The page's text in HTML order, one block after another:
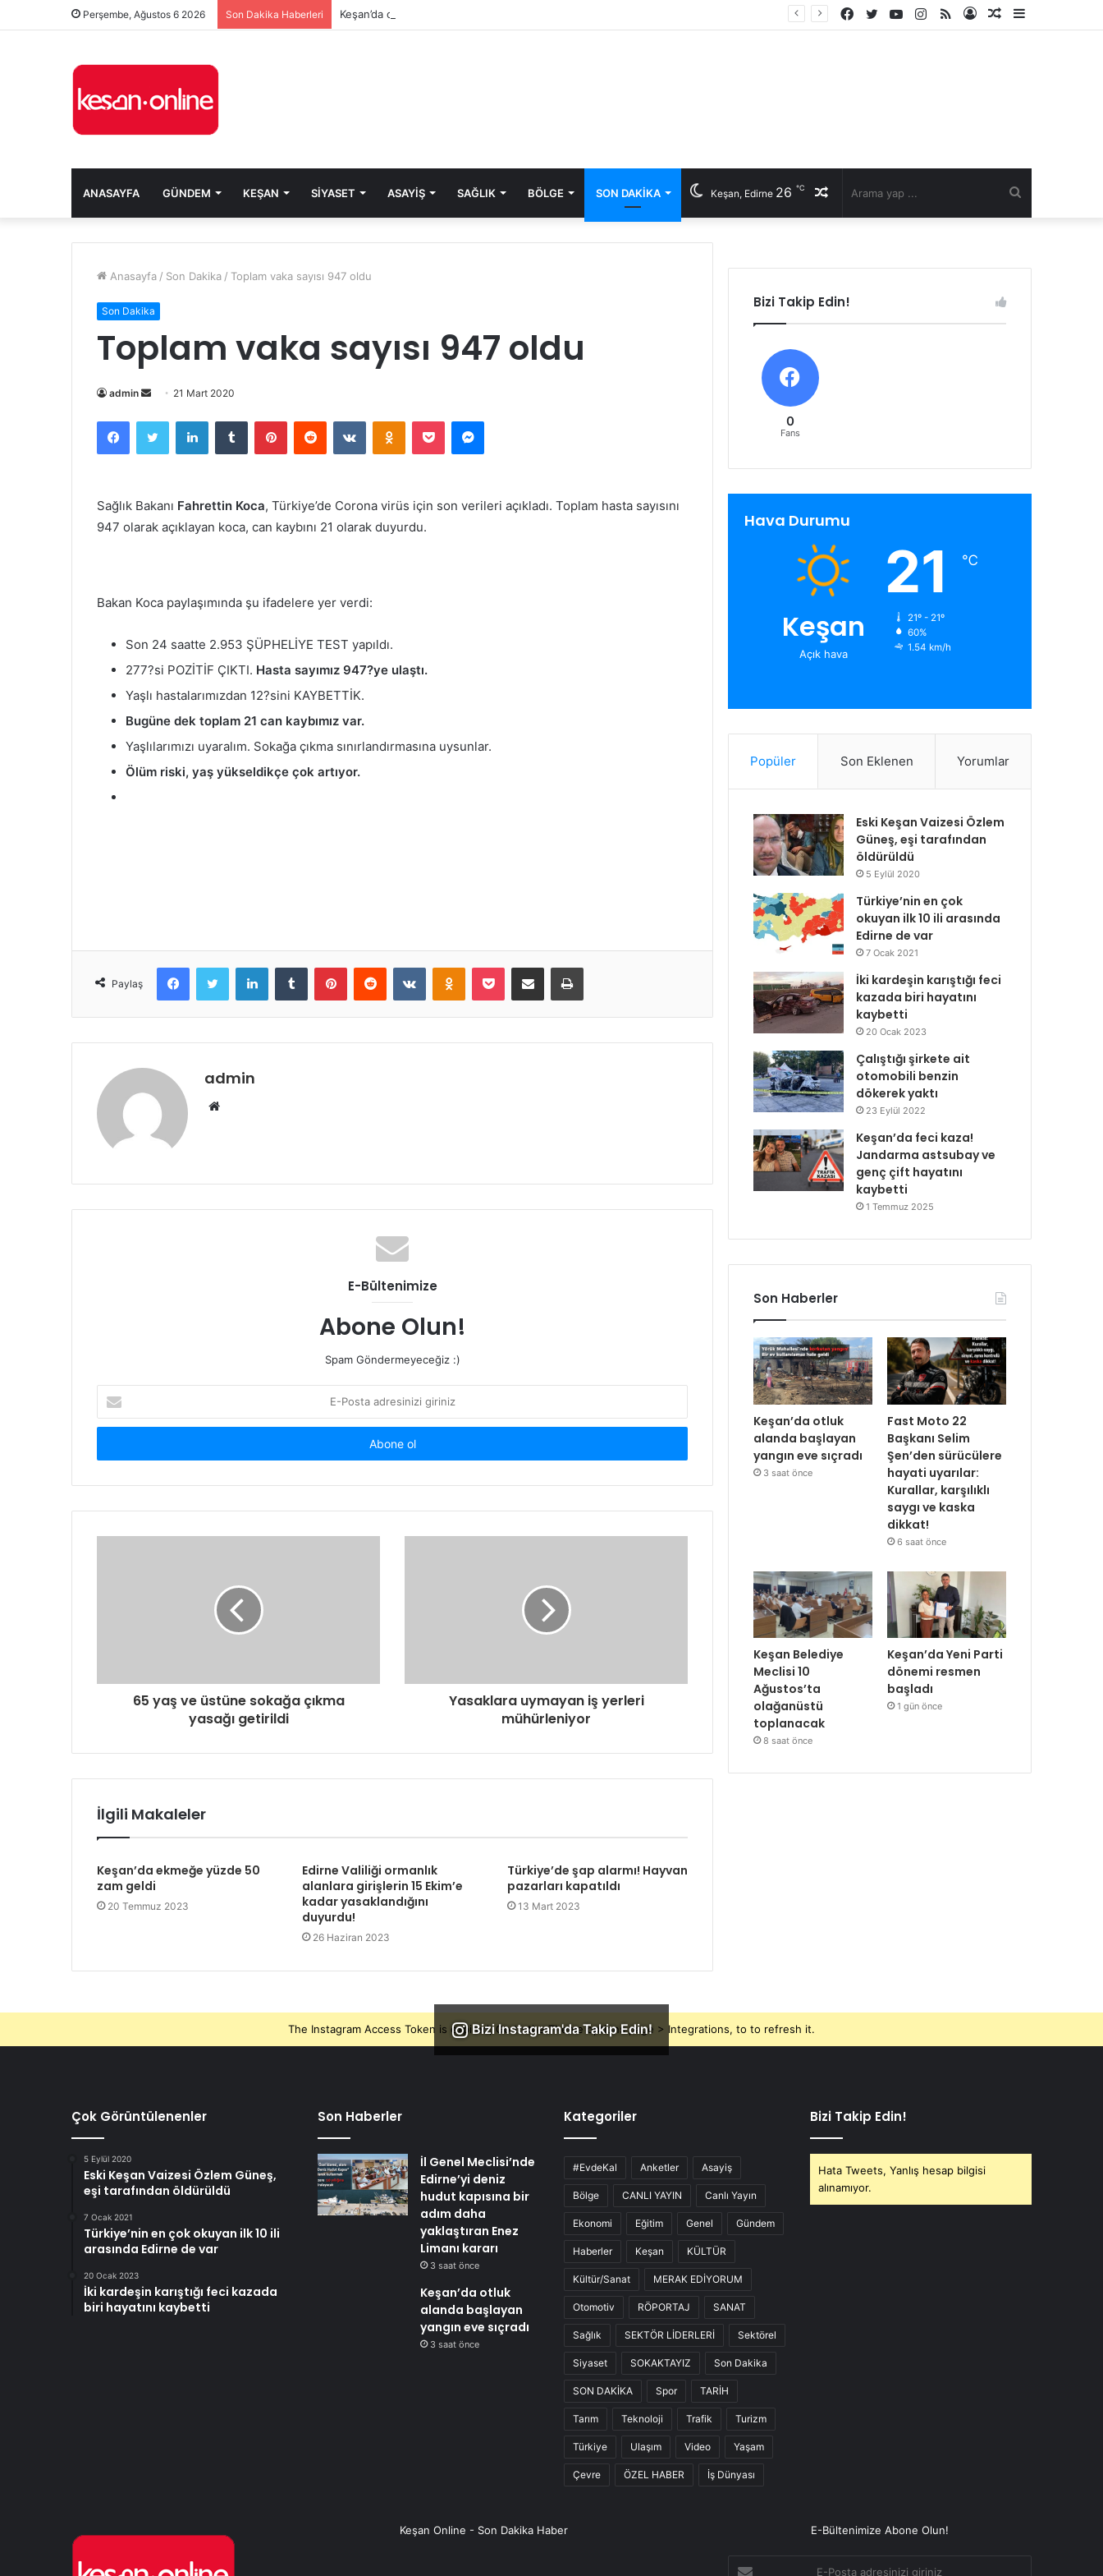
Perşembe, Ağustos 6 2026 Son Dakika Haberleri Keşan’da otluk alanda başlayan yangın eve sıçradı
Kenar
Rastgele
Kayıt
RSS
Instagram
YouTube
Twitter
Facebook
ANASAYFA GÜNDEM KEŞAN SIYASET ASAYIŞ SAĞLIK BÖLGE SON DAKIKA Rastgele
Keşan, Edirne 26 ℃
Anasayfa / Son Dakika / Toplam vaka sayısı 947 oldu
Son Dakika
Toplam vaka sayısı 947 oldu
admin
Bir
posta
göndermek
21 Mart 2020
FacebookTwitter LinkedInTumblr PinterestReddit VKontakteOdnoklassniki
Pocket Messenger
Sağlık Bakanı Fahrettin Koca, Türkiye’de Corona virüs için son verileri açıkladı. Toplam hasta sayısını
947 olarak açıklayan koca, can kaybını 21 olarak duyurdu.
Bakan Koca paylaşımında şu ifadelere yer verdi:
Son 24 saatte 2.953 ŞÜPHELİYE TEST yapıldı.
277?si POZİTİF ÇIKTI. Hasta sayımız 947?ye ulaştı.
Yaşlı hastalarımızdan 12?sini KAYBETTİK.
Bugüne dek toplam 21 can kaybımız var.
Yaşlılarımızı uyaralım. Sokağa çıkma sınırlandırmasına uysunlar.
Ölüm riski, yaş yükseldikçe çok artıyor.
Paylaş
FacebookTwitter LinkedInTumblr PinterestReddit VKontakteOdnoklassniki
Pocket E-Posta ile paylaş Yazdır
admin
Web
E-Bültenimize
Abone Olun!
Spam Göndermeyeceğiz :)
Posta
adresinizi
65 yaş ve üstüne sokağa çıkma
yasağı getirildi
Yasaklara uymayan iş yerleri
mühürleniyor
İlgili Makaleler
Keşan’da ekmeğe yüzde 50
zam geldi
20 Temmuz 2023
Edirne Valiliği ormanlık
alanlara girişlerin 15 Ekim’e
kadar yasaklandığını
duyurdu!
26 Haziran 2023
Türkiye’de şap alarmı! Hayvan
pazarları kapatıldı
13 Mart 2023
Bizi Takip Edin!
0
Fans
Hava Durumu
Keşan
Açık hava
21 ℃
21º - 21º
60%
1.54 km/h
Popüler Son Eklenen Yorumlar
Eski Keşan Vaizesi Özlem
Güneş, eşi tarafından
öldürüldü
5 Eylül 2020
Türkiye’nin en çok
okuyan ilk 10 ili arasında
Edirne de var
7 Ocak 2021
İki kardeşin karıştığı feci
kazada biri hayatını
kaybetti
20 Ocak 2023
Çalıştığı şirkete ait
otomobili benzin
dökerek yaktı
23 Eylül 2022
Keşan’da feci kaza!
Jandarma astsubay ve
genç çift hayatını
kaybetti
1 Temmuz 2025
Son Haberler
Keşan’da otluk
alanda başlayan
yangın eve sıçradı
3 saat önce
Fast Moto 22
Başkanı Selim
Şen’den sürücülere
hayati uyarılar:
Kurallar, karşılıklı
saygı ve kaska
dikkat!
6 saat önce
Keşan Belediye
Meclisi 10
Ağustos’ta
olağanüstü
toplanacak
8 saat önce
Keşan’da Yeni Parti
dönemi resmen
başladı
1 gün önce
Bizi Instagram'da Takip Edin!
The Instagram Access Token is expired, Go to the Theme options page > Integrations, to to refresh it.
Çok Görüntülenenler
5 Eylül 2020
Eski Keşan Vaizesi Özlem Güneş,
eşi tarafından öldürüldü
7 Ocak 2021
Türkiye’nin en çok okuyan ilk 10 ili
arasında Edirne de var
20 Ocak 2023
İki kardeşin karıştığı feci kazada
biri hayatını kaybetti
Son Haberler
İl Genel Meclisi’nde
Edirne’yi deniz
hudut kapısına bir
adım daha
yaklaştıran Enez
Limanı kararı
3 saat önce
Keşan’da otluk
alanda başlayan
yangın eve sıçradı
3 saat önce
Kategoriler
#EvdeKal Anketler Asayiş
Bölge CANLI YAYIN Canlı Yayın
Ekonomi Eğitim Genel Gündem
Haberler Keşan KÜLTÜR
Kültür/Sanat MERAK EDİYORUM
Otomotiv RÖPORTAJ SANAT
Sağlık SEKTÖR LİDERLERİ Sektörel
Siyaset SOKAKTAYIZ Son Dakika
SON DAKİKA Spor TARİH
Tarım Teknoloji Trafik Turizm
Türkiye Ulaşım Video Yaşam
Çevre ÖZEL HABER İş Dünyası
Bizi Takip Edin!
Hata Tweets, Yanlış hesap bilgisi
alınamıyor.
Keşan Online - Son Dakika Haber E-Bültenimize Abone Olun!